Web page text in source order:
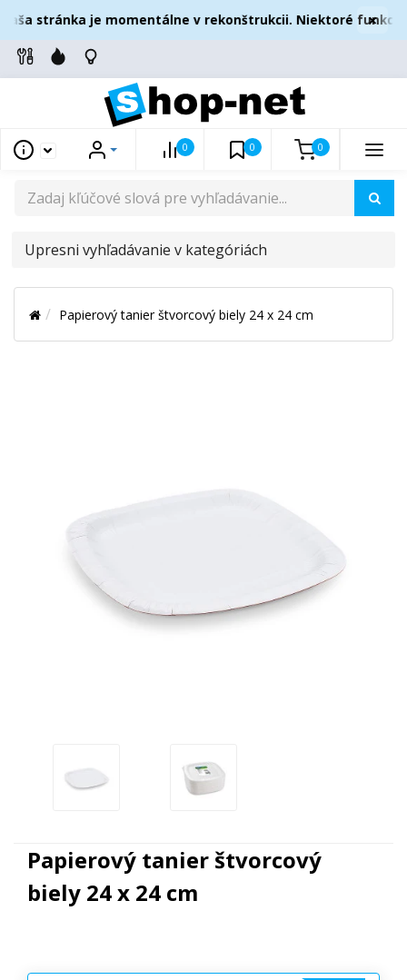
stránka je momentálne v rekonštrukcii. Niektoré funkcie
×
0 0 0
UPRESNI
V
KATEGÓRIÁCH
Papierový tanier štvorcový biely 24 x 24 cm
Papierový tanier štvorcový
biely 24 x 24 cm